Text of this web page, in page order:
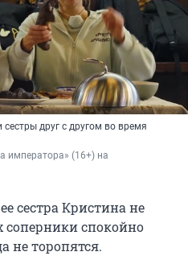
друг с другом во время
императора» (16+) на
сестра Кристина не
соперники спокойно
не торопятся.